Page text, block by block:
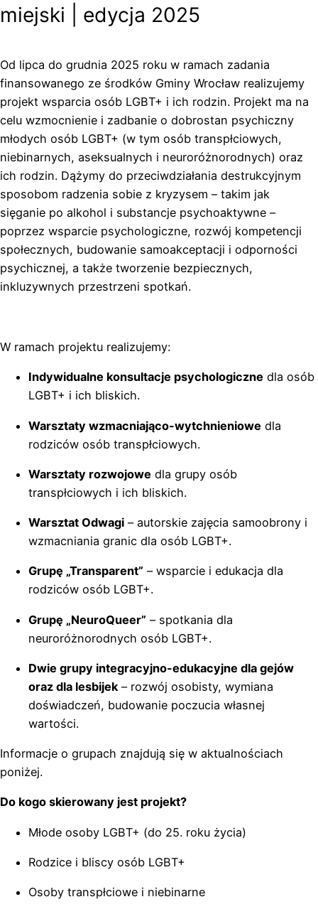
miejski | edycja 2025
Od lipca do grudnia 2025 roku w ramach zadania
finansowanego ze środków Gminy Wrocław realizujemy
projekt wsparcia osób LGBT+ i ich rodzin. Projekt ma na
celu wzmocnienie i zadbanie o dobrostan psychiczny
młodych osób LGBT+ (w tym osób transpłciowych,
niebinarnych, aseksualnych i neuroróżnorodnych) oraz
ich rodzin. Dążymy do przeciwdziałania destrukcyjnym
sposobom radzenia sobie z kryzysem – takim jak
sięganie po alkohol i substancje psychoaktywne –
poprzez wsparcie psychologiczne, rozwój kompetencji
społecznych, budowanie samoakceptacji i odporności
psychicznej, a także tworzenie bezpiecznych,
inkluzywnych przestrzeni spotkań.
W ramach projektu realizujemy:
Indywidualne konsultacje psychologiczne dla osób
LGBT+ i ich bliskich.
Warsztaty wzmacniająco-wytchnieniowe dla
rodziców osób transpłciowych.
Warsztaty rozwojowe dla grupy osób
transpłciowych i ich bliskich.
Warsztat Odwagi – autorskie zajęcia samoobrony i
wzmacniania granic dla osób LGBT+.
Grupę „Transparent” – wsparcie i edukacja dla
rodziców osób LGBT+.
Grupę „NeuroQueer” – spotkania dla
neuroróżnorodnych osób LGBT+.
Dwie grupy integracyjno-edukacyjne dla gejów
oraz dla lesbijek – rozwój osobisty, wymiana
doświadczeń, budowanie poczucia własnej
wartości.
Informacje o grupach znajdują się w aktualnościach
poniżej.
Do kogo skierowany jest projekt?
Młode osoby LGBT+ (do 25. roku życia)
Rodzice i bliscy osób LGBT+
Osoby transpłciowe i niebinarne